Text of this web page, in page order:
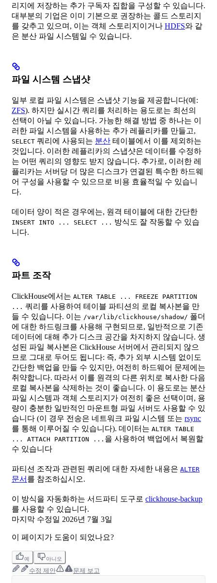
리지에 저장하는 추가 구독자 집합을 구성할 수 있습니다.
대부분의 기업은 이미 기본으로 권장하는 콜드 스토리지
를 갖추고 있으며, 이는 객체 스토리지이거나 HDFS와 같
은 분산 파일 시스템일 수 있습니다.
파일 시스템 스냅샷
일부 로컬 파일 시스템은 스냅샷 기능을 제공합니다(예:
ZFS). 하지만 실시간 쿼리를 처리하는 용도로는 최선의
선택이 아닐 수 있습니다. 가능한 해결 방법 중 하나는 이
러한 파일 시스템을 사용하는 추가 레플리카를 만들고,
SELECT 쿼리에 사용되는 분산 테이블에서 이를 제외하는
것입니다. 이러한 레플리카의 스냅샷은 데이터를 수정하
는 어떤 쿼리의 영향도 받지 않습니다. 추가로, 이러한 레
플리카는 서버당 더 많은 디스크가 연결된 특수한 하드웨
어 구성을 사용할 수 있으므로 비용 효율적일 수 있습니
다.
데이터 양이 적은 경우에는, 원격 테이블에 대한 간단한
INSERT INTO ... SELECT ... 방식도 잘 작동할 수 있습
니다.
파트 조작
ClickHouse에서는 ALTER TABLE ... FREEZE PARTITION
... 쿼리를 사용하여 테이블 파티션의 로컬 복사본을 만
들 수 있습니다. 이는 /var/lib/clickhouse/shadow/ 폴더
에 대한 하드링크를 사용해 구현되므로, 일반적으로 기존
데이터에 대해 추가 디스크 공간을 차지하지 않습니다. 생
성된 파일 복사본은 ClickHouse 서버에서 관리되지 않으
므로 그대로 두어도 됩니다: 즉, 추가 외부 시스템 없이도
간단한 백업을 만들 수 있지만, 여전히 하드웨어 문제에는
취약합니다. 따라서 이를 원격의 다른 위치로 복사한 다음
로컬 복사본을 삭제하는 것이 좋습니다. 이 용도로는 분산
파일 시스템과 객체 스토리지가 여전히 좋은 선택이며, 용
량이 충분한 일반적인 마운트형 파일 서버도 사용할 수 있
습니다 (이 경우 전송은 네트워크 파일 시스템 또는 rsync
를 통해 이루어질 수 있습니다). 데이터는 ALTER TABLE
... ATTACH PARTITION ... 을 사용하여 백업에서 복원할
수 있습니다
파티션 조작과 관련된 쿼리에 대한 자세한 내용은 ALTER
문서 를 참조하십시오.
이 방식을 자동화하는 서드파티 도구로 clickhouse-backup
를 사용할 수 있습니다.
마지막 수정일 2026년 7월 3일
이 페이지가 도움이 되었나요?
예 아니오
수정 제안 문제 보고